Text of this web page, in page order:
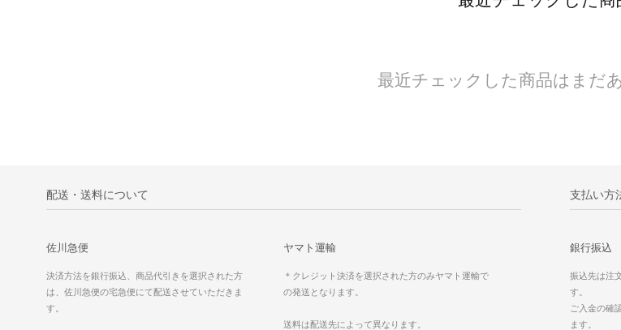
最近チェックした商品はまだ
配送・送料について
佐川急便
決済方法を銀行振込、商品代引きを選択された方
は、佐川急便の宅急便にて配送させていただきま
す。
ヤマト運輸
＊クレジット決済を選択された方のみヤマト運輸で
の発送となります。
送料は配送先によって異なります。
支払い方
銀行振込
振込先は注
す。
ご入金の確
ます。